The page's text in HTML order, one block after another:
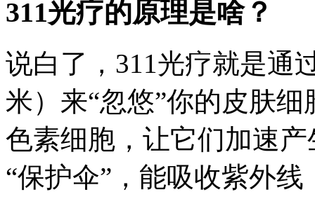
311光疗的原理是啥？
说白了，311光疗就是通
米）来“忽悠”你的皮肤
色素细胞，让它们加速
“保护伞”，能吸收紫外